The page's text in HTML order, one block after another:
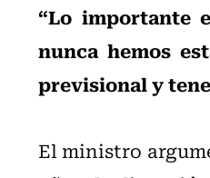
“Lo importante
nunca hemos
previsional y
El ministro